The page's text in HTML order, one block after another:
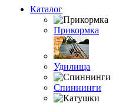
Каталог
Прикормка
Удилища
Спиннинги